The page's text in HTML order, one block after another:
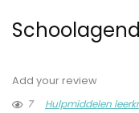
Add your review
7
Hulpmiddelen